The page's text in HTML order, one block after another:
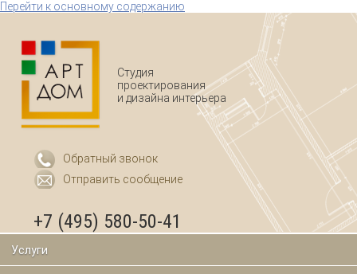
Перейти к основному содержанию
Студия
проектирования
и дизайна интерьера
Обратный звонок
Отправить сообщение
+7 (495) 580-50-41
Услуги